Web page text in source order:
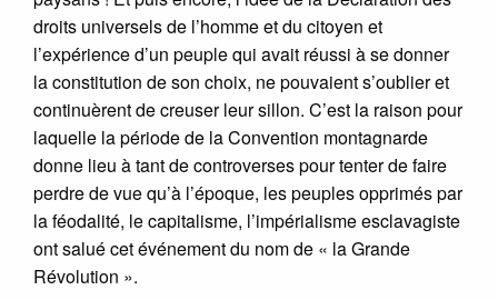
droits universels de l’homme et du citoyen et
l’expérience d’un peuple qui avait réussi à se donner
la constitution de son choix, ne pouvaient s’oublier et
continuèrent de creuser leur sillon. C’est la raison pour
laquelle la période de la Convention montagnarde
donne lieu à tant de controverses pour tenter de faire
perdre de vue qu’à l’époque, les peuples opprimés par
la féodalité, le capitalisme, l’impérialisme esclavagiste
ont salué cet événement du nom de « la Grande
Révolution ».